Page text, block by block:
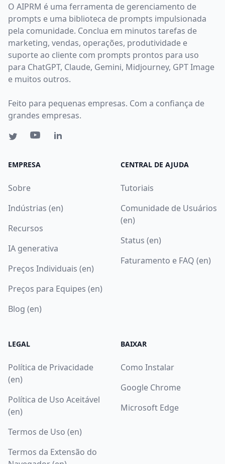
O AIPRM é uma ferramenta de gerenciamento de
prompts e uma biblioteca de prompts impulsionada
pela comunidade. Conclua em minutos tarefas de
marketing, vendas, operações, produtividade e
suporte ao cliente com prompts prontos para uso
para ChatGPT, Claude, Gemini, Midjourney, GPT Image
e muitos outros.
Feito para pequenas empresas. Com a confiança de
grandes empresas.
EMPRESA
Sobre
Indústrias (en)
Recursos
IA generativa
Preços Individuais (en)
Preços para Equipes (en)
Blog (en)
CENTRAL DE AJUDA
Tutoriais
Comunidade de Usuários
(en)
Status (en)
Faturamento e FAQ (en)
LEGAL
Política de Privacidade
(en)
Política de Uso Aceitável
(en)
Termos de Uso (en)
Termos da Extensão do
BAIXAR
Como Instalar
Google Chrome
Microsoft Edge